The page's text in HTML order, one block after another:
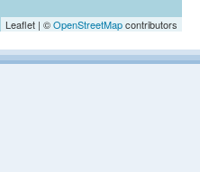
Leaflet | ©OpenStreetMapcontributors